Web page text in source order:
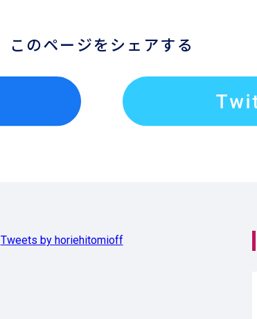
このページをシェアする
Tweets by horiehitomioff